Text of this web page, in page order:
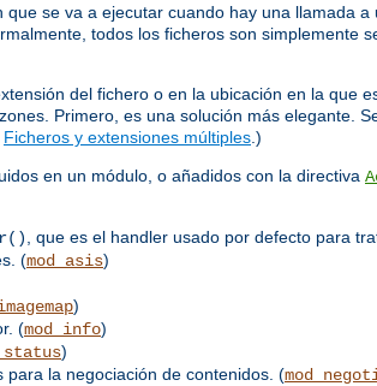
se va a ejecutar cuando hay una llamada
todos los ficheros son simplemente
del fichero o en la ubicación en la que
Primero, es una solución más elegante.
Ficheros y extensiones múltiples .)
en un módulo, o añadidos con la directiva
, que es el handler usado por defecto para
(mod_asis)
)
(mod_info)
)
la negociación de contenidos. (